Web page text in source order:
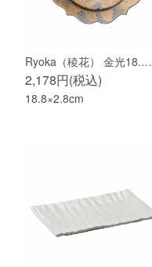
Ryoka（稜花） 金光18.…
2,178円(税込)
18.8×2.8cm